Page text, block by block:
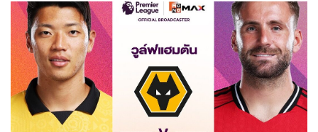
เวียดนาม ข้อตกลงนี้เกิดขึ้นหลังจากที่ JAS ได้รับสิทธิ์การถ่ายทอด
สดพรีเมียร์ลีกและเอมิเรตส์ เอฟเอ คัพ แต่เพียงผู้เดียวใน
ประเทศไทย กัมพูชา และลาว โดยมี Monomax เป็น
แพลตฟอร์มหลักในการถ่ายทอดสด